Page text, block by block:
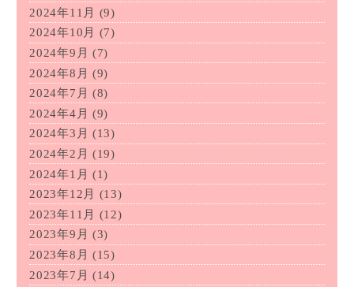
2024年11月
(9)
2024年10月
(7)
2024年9月 (7)
2024年8月 (9)
2024年7月 (8)
2024年4月 (9)
2024年3月 (13)
2024年2月 (19)
2024年1月 (1)
2023年12月
(13)
2023年11月
(12)
2023年9月 (3)
2023年8月 (15)
2023年7月 (14)